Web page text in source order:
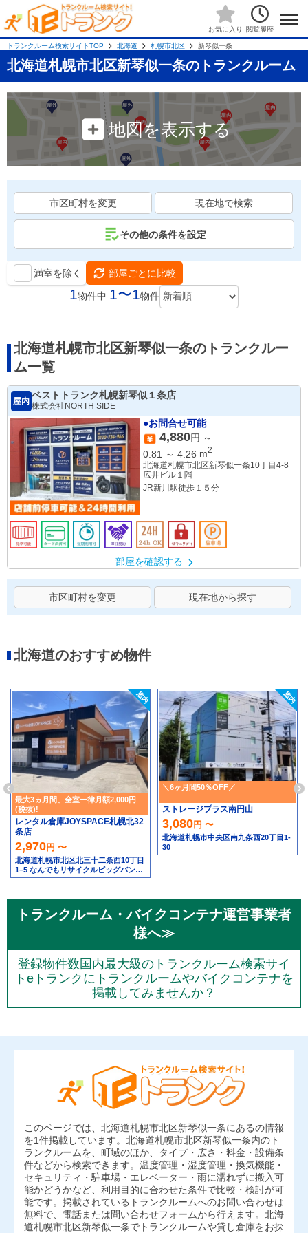
お気に入り 閲覧履歴
トランクルーム検索サイトTOP 北海道 札幌市北区 新琴似一条
北海道札幌市北区新琴似一条のトランクルーム
地図を表示する
市区町村を変更 現在地で検索
その他の条件を設定
満室を除く 部屋ごとに比較
1物件中 1〜1物件
北海道札幌市北区新琴似一条のトランクルー
ム一覧
屋内
ベストトランク札幌新琴似１条店
株式会社NORTH SIDE
●お問合せ可能
4,880円 ～
0.81
～ 4.26 m2
北海道札幌市北区新琴似一条10丁目4-8
広井ビル１階
JR新川駅徒歩１５分
部屋を確認する
市区町村を変更 現在地から探す
北海道のおすすめ物件
最大3ヵ月間、全室一律月額2,000円
(税抜)!
レンタル倉庫JOYSPACE札幌北32
条店
2,970円 〜
北海道札幌市北区北三十二条西10丁目
1−5 なんでもリサイクルビッグバン工
具館＆釣り具館 札幌北32条店隣
＼6ヶ月間50％OFF／
ストレージプラス南円山
3,080円 〜
北海道札幌市中央区南九条西20丁目1-
30
トランクルーム・バイクコンテナ運営事業者
様へ≫
登録物件数国内最大級のトランクルーム検索サイ
トeトランクにトランクルームやバイクコンテナを
掲載してみませんか？
このページでは、北海道札幌市北区新琴似一条にあるの情報
を1件掲載しています。北海道札幌市北区新琴似一条内のト
ランクルームを、町域のほか、タイプ・広さ・料金・設備条
件などから検索できます。温度管理・湿度管理・換気機能・
セキュリティ・駐車場・エレベーター・雨に濡れずに搬入可
能かどうかなど、利用目的に合わせた条件で比較・検討が可
能です。掲載されているトランクルームへのお問い合わせは
無料で、電話または問い合わせフォームから行えます。北海
道札幌市北区新琴似一条でトランクルームや貸し倉庫をお探